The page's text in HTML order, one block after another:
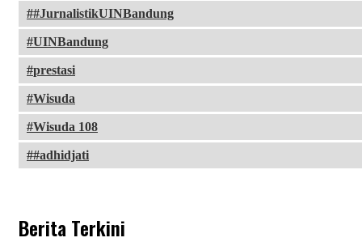
#JurnalistikUINBandung
UINBandung
prestasi
Wisuda
Wisuda 108
#adhidjati
Berita Terkini